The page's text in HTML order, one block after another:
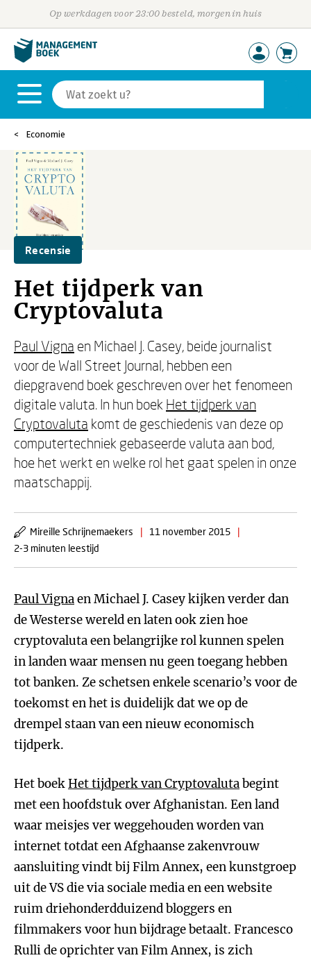
Op werkdagen voor 23:00 besteld, morgen in huis
Economie
Recensie
Het tijdperk van
Cryptovaluta
Paul Vigna en Michael J. Casey, beide journalist
voor de Wall Street Journal, hebben een
diepgravend boek geschreven over het fenomeen
digitale valuta. In hun boek Het tijdperk van
Cryptovaluta komt de geschiedenis van deze op
computertechniek gebaseerde valuta aan bod,
hoe het werkt en welke rol het gaat spelen in onze
maatschappij.
Mireille Schrijnemaekers | 11 november 2015
|
2-3 minuten leestijd
Paul Vignaen Michael J. Casey kijken verder dan
de Westerse wereld en laten ook zien hoe
cryptovaluta een belangrijke rol kunnen spelen
in landen waar mensen nu geen toegang hebben
tot banken. Ze schetsen enkele scenario’s voor de
toekomst en het is duidelijk dat we op de
drempel staan van een nieuw economisch
tijdperk.
Het boekHet tijdperk van Cryptovalutabegint
met een hoofdstuk over Afghanistan. Een land
waar meisjes ver weggehouden worden van
internet totdat een Afghaanse zakenvrouw
aansluiting vindt bij Film Annex, een kunstgroep
uit de VS die via sociale media en een website
ruim driehonderdduizend bloggers en
filmmakers voor hun bijdrage betaalt. Francesco
Rulli de oprichter van Film Annex, is zich